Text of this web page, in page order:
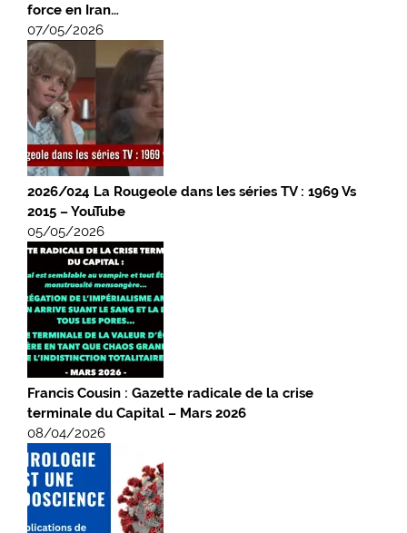
force en Iran…
07/05/2026
2026/024 La Rougeole dans les séries TV : 1969 Vs
2015 – YouTube
05/05/2026
Francis Cousin : Gazette radicale de la crise
terminale du Capital – Mars 2026
08/04/2026